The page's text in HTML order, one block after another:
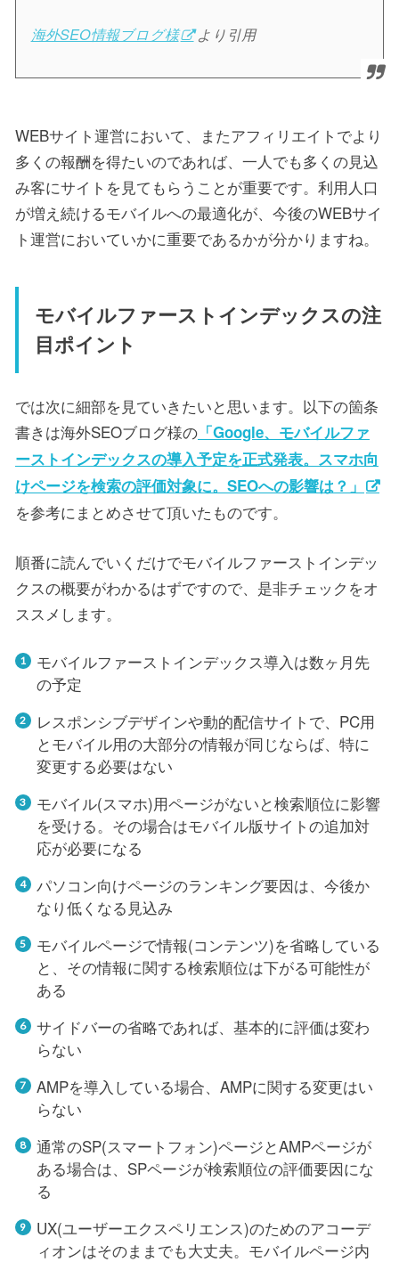
海外SEO情報ブログ様 より引用
WEBサイト運営において、またアフィリエイトでより
多くの報酬を得たいのであれば、一人でも多くの見込
み客にサイトを見てもらうことが重要です。利用人口
が増え続けるモバイルへの最適化が、今後のWEBサイ
ト運営においていかに重要であるかが分かりますね。
モバイルファーストインデックスの注
目ポイント
では次に細部を見ていきたいと思います。以下の箇条
書きは海外SEOブログ様の 「Google、モバイルファ
ーストインデックスの導入予定を正式発表。スマホ向
けページを検索の評価対象に。SEOへの影響は？」
を参考にまとめさせて頂いたものです。
順番に読んでいくだけでモバイルファーストインデッ
クスの概要がわかるはずですので、是非チェックをオ
ススメします。
モバイルファーストインデックス導入は数ヶ月先
の予定
レスポンシブデザインや動的配信サイトで、PC用
とモバイル用の大部分の情報が同じならば、特に
変更する必要はない
モバイル(スマホ)用ページがないと検索順位に影響
を受ける。その場合はモバイル版サイトの追加対
応が必要になる
パソコン向けページのランキング要因は、今後か
なり低くなる見込み
モバイルページで情報(コンテンツ)を省略している
と、その情報に関する検索順位は下がる可能性が
ある
サイドバーの省略であれば、基本的に評価は変わ
らない
AMPを導入している場合、AMPに関する変更はい
らない
通常のSP(スマートフォン)ページとAMPページが
ある場合は、SPページが検索順位の評価要因にな
る
UX(ユーザーエクスペリエンス)のためのアコーデ
ィオンはそのままでも大丈夫。モバイルページ内